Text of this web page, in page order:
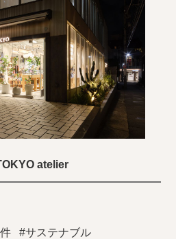
atelier
#サステナブル